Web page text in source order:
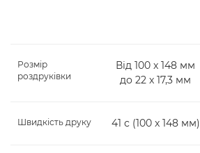
Розмір
роздруківки
Від 100 x 148 мм
до 22 x 17,3 мм
Швидкість друку 41 с (100 x 148 мм)